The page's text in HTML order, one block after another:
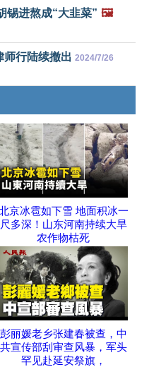
锡进熬成“大韭菜” 🖼️
师行陆续撤出 2024/7/26
京冰雹如下雪 地面积冰一
尺多深！山东河南持续大旱
农作物枯死
彭丽媛老乡张建春被查，中
共宣传部刮审查风暴，军头
罕见赴延安祭旗，